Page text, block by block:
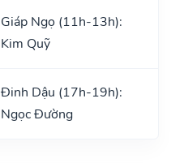
Giáp Ngọ (11h-13h):
Kim Quỹ
Đinh Dậu (17h-19h):
Ngọc Đường